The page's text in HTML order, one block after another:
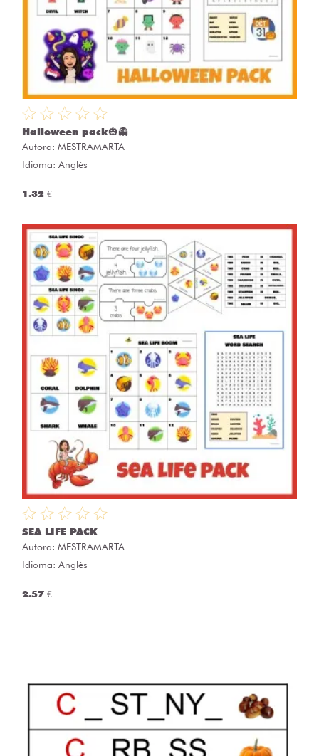
Halloween pack🎃👻
Autora: MESTRAMARTA
Idioma: Anglés
1.32 €
SEA LIFE PACK
Autora: MESTRAMARTA
Idioma: Anglés
2.57 €